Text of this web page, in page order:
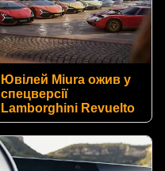
Ювілей Miura ожив у
спецверсії
Lamborghini Revuelto